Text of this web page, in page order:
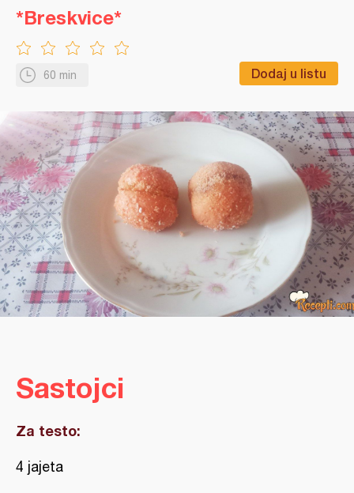
60 min Dodaj u listu
*Breskvice*
Sastojci
Za testo:
4 jajeta